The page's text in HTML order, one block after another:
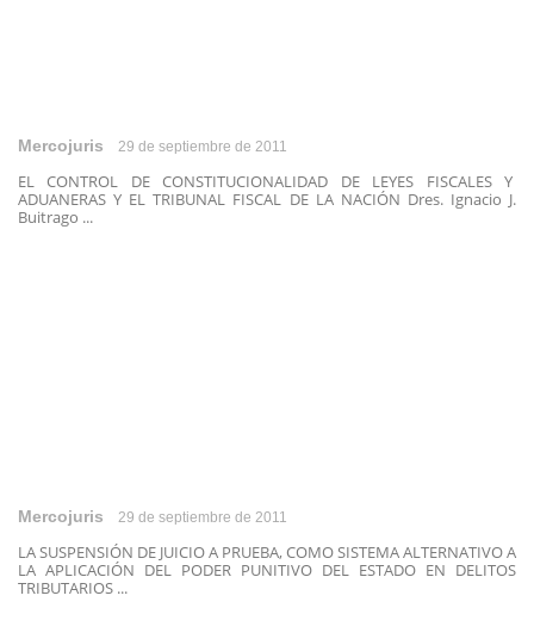
Mercojuris 29 de septiembre de 2011
EL CONTROL DE CONSTITUCIONALIDAD DE LEYES FISCALES Y
ADUANERAS Y EL TRIBUNAL FISCAL DE LA NACIÓN Dres. Ignacio J.
Buitrago ...
Mercojuris 29 de septiembre de 2011
LA SUSPENSIÓN DE JUICIO A PRUEBA, COMO SISTEMA ALTERNATIVO A
LA APLICACIÓN DEL PODER PUNITIVO DEL ESTADO EN DELITOS
TRIBUTARIOS ...